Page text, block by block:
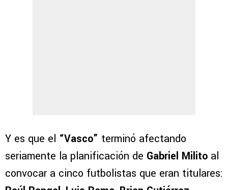
Y es que el “Vasco” terminó afectando
seriamente la planificación de Gabriel Milito al
convocar a cinco futbolistas que eran titulares: